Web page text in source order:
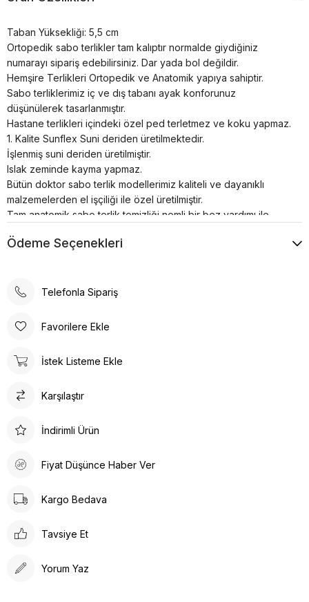
Taban Yüksekliği: 5,5 cm
Ortopedik sabo terlikler tam kalıptır normalde giydiğiniz
numarayı sipariş edebilirsiniz. Dar yada bol değildir.
Hemşire Terlikleri Ortopedik ve Anatomik yapıya sahiptir.
Sabo terliklerimiz iç ve dış tabanı ayak konforunuz
düşünülerek tasarlanmıştır.
Hastane terlikleri içindeki özel ped terletmez ve koku yapmaz.
1. Kalite Sunflex Suni deriden üretilmektedir.
İşlenmiş suni deriden üretilmiştir.
Islak zeminde kayma yapmaz.
Bütün doktor sabo terlik modellerimiz kaliteli ve dayanıklı
malzemelerden el işçiliği ile özel üretilmiştir.
Tam anatomik sabo terlik temizliği nemli bir bez yardımı ile
Airmax sabo terlikler; hastanelerde, restoranlarda, otellerde,
konforlu bir deneyim sunar. Günlük kullanım için ideal olan bu
Ortopedik taban desteği ile ayak sağlığınızı düşünerek
sunar. İç tabanında kullanılan suni deri malzeme ayağınızın
Kalın topuklu tasarım, dengeli ve rahat bir yürüyüş deneyimi
Ödeme Seçenekleri
Telefonla Sipariş
Favorilere Ekle
İstek Listeme Ekle
Karşılaştır
İndirimli Ürün
Fiyat Düşünce Haber Ver
Kargo Bedava
Tavsiye Et
Yorum Yaz